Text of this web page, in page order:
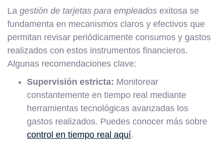
La gestión de tarjetas para empleados exitosa se
fundamenta en mecanismos claros y efectivos que
permitan revisar periódicamente consumos y gastos
realizados con estos instrumentos financieros.
Algunas recomendaciones clave:
Supervisión estricta: Monitorear
constantemente en tiempo real mediante
herramientas tecnológicas avanzadas los
gastos realizados. Puedes conocer más sobre
control en tiempo real aquí.